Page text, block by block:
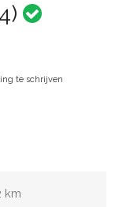
te schrijven
km